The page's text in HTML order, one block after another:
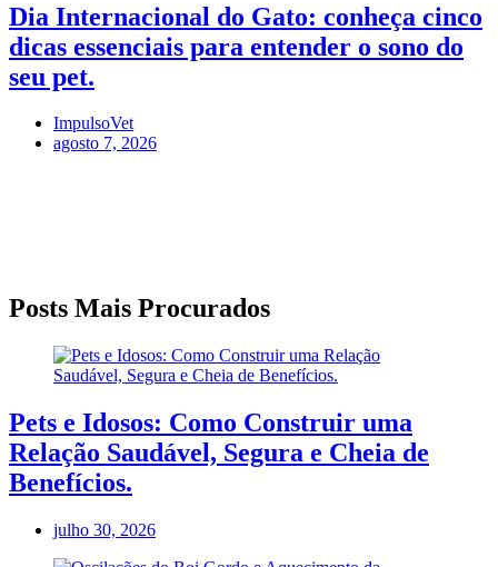
Dia Internacional do Gato: conheça cinco
dicas essenciais para entender o sono do
seu pet.
ImpulsoVet
agosto 7, 2026
Posts Mais Procurados
Pets e Idosos: Como Construir uma
Relação Saudável, Segura e Cheia de
Benefícios.
julho 30, 2026